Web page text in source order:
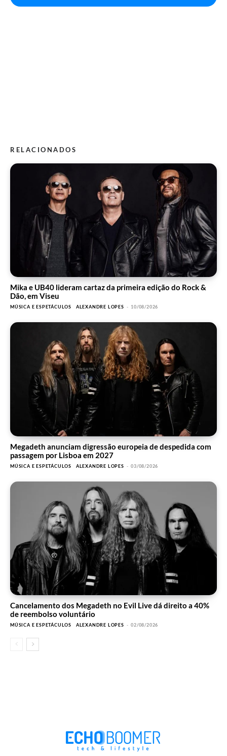
RELACIONADOS
Mika e UB40 lideram cartaz da primeira edição do Rock &
Dão, em Viseu
MÚSICA E ESPETÁCULOS ALEXANDRE LOPES - 10/08/2026
Megadeth anunciam digressão europeia de despedida com
passagem por Lisboa em 2027
MÚSICA E ESPETÁCULOS ALEXANDRE LOPES - 03/08/2026
Cancelamento dos Megadeth no Evil Live dá direito a 40%
de reembolso voluntário
MÚSICA E ESPETÁCULOS ALEXANDRE LOPES - 02/08/2026